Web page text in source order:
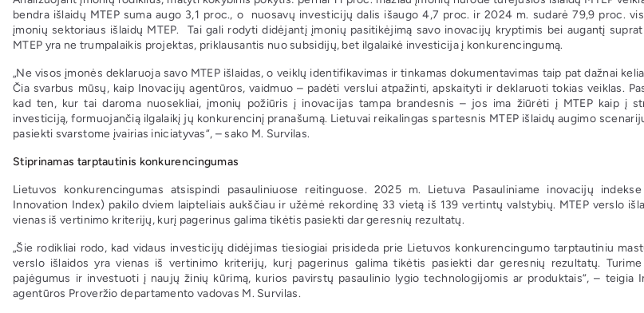
bendra išlaidų MTEP suma augo 3,1 proc., o nuosavų investicijų dalis išaugo 4,7 proc. ir 2024 m. sudarė 79,9 proc.
įmonių sektoriaus išlaidų MTEP. Tai gali rodyti didėjantį įmonių pasitikėjimą savo inovacijų kryptimis bei augantį
MTEP yra ne trumpalaikis projektas, priklausantis nuo subsidijų, bet ilgalaikė investicija į konkurencingumą.
„Ne visos įmonės deklaruoja savo MTEP išlaidas, o veiklų identifikavimas ir tinkamas dokumentavimas taip pat dažnai
Čia svarbus mūsų, kaip Inovacijų agentūros, vaidmuo – padėti verslui atpažinti, apskaityti ir deklaruoti tokias veiklas.
kad ten, kur tai daroma nuosekliai, įmonių požiūris į inovacijas tampa brandesnis – jos ima žiūrėti į MTEP kaip į
investiciją, formuojančią ilgalaikį jų konkurencinį pranašumą. Lietuvai reikalingas spartesnis MTEP išlaidų augimo
pasiekti svarstome įvairias iniciatyvas“, – sako M. Survilas.
Stiprinamas tarptautinis konkurencingumas
Lietuvos konkurencingumas atsispindi pasauliniuose reitinguose. 2025 m. Lietuva Pasauliniame inovacijų
Innovation Index) pakilo dviem laipteliais aukščiau ir užėmė rekordinę 33 vietą iš 139 vertintų valstybių. MTEP verslo
vienas iš vertinimo kriterijų, kurį pagerinus galima tikėtis pasiekti dar geresnių rezultatų.
„Šie rodikliai rodo, kad vidaus investicijų didėjimas tiesiogiai prisideda prie Lietuvos konkurencingumo tarptautiniu
verslo išlaidos yra vienas iš vertinimo kriterijų, kurį pagerinus galima tikėtis pasiekti dar geresnių rezultatų.
pajėgumus ir investuoti į naujų žinių kūrimą, kurios pavirstų pasaulinio lygio technologijomis ar produktais“, – teigia
agentūros Proveržio departamento vadovas M. Survilas.